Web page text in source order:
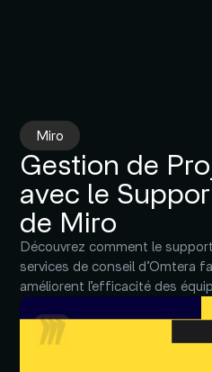
Miro
Gestion de
avec le
de Miro
Découvrez comment le
services de conseil d’Omtera
améliorent l’efficacité des